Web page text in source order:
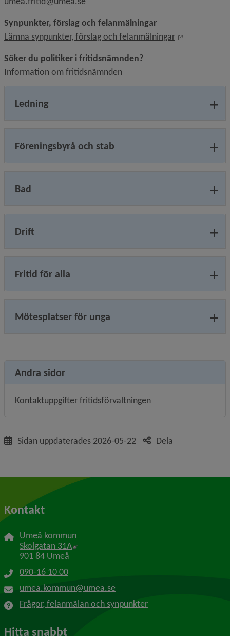
Synpunkter, förslag och felanmälningar
Lämna synpunkter, förslag och felanmälningar
Länk till
Söker du politiker i fritidsnämnden?
Information om fritidsnämnden
Ledning
Föreningsbyrå och stab
Bad
Drift
Fritid för alla
Mötesplatser för unga
Andra sidor
Kontaktuppgifter fritidsförvaltningen
Sidan uppdaterades 2026-05-22 Dela
Kontakt
Umeå kommun
Skolgatan 31A Länk till annan webbplats, öppnas i nytt
901 84 Umeå
090-16 10 00
umea.kommun@umea.se
Frågor, felanmälan och synpunkter
Hitta snabbt